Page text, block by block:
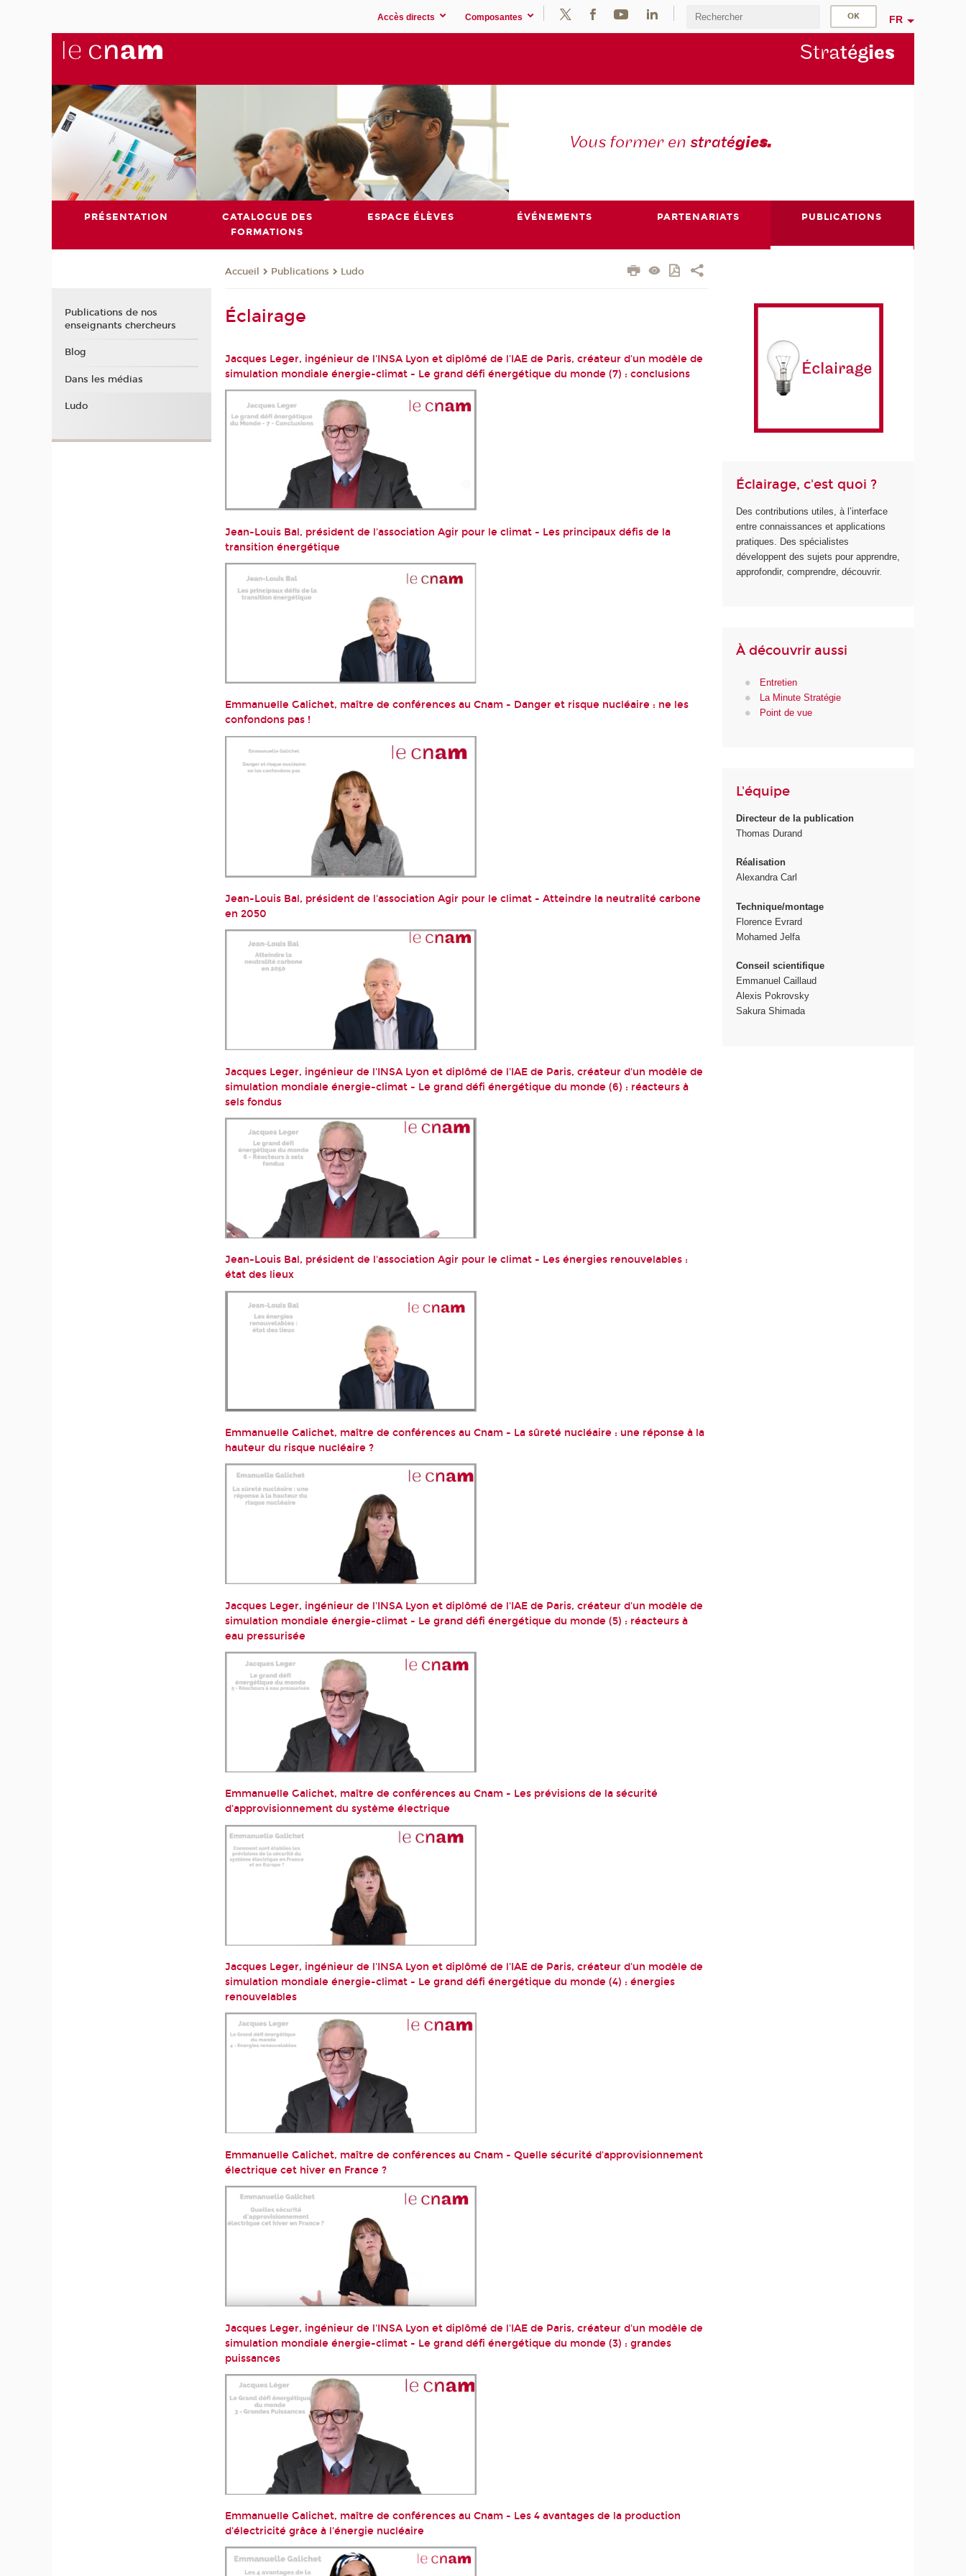
Accès directs Composantes FR
Stratégies
Vous former en stratégies.
PRÉSENTATION
CATALOGUE DES
FORMATIONS
ESPACE ÉLÈVES ÉVÉNEMENTS PARTENARIATS PUBLICATIONS
Accueil Publications Ludo
Éclairage
Jacques Leger, ingénieur de l'INSA Lyon et diplômé de l'IAE de Paris, créateur d'un modèle de
simulation mondiale énergie-climat - Le grand défi énergétique du monde (7) : conclusions
Jean-Louis Bal, président de l'association Agir pour le climat - Les principaux défis de la
transition énergétique
Emmanuelle Galichet, maître de conférences au Cnam - Danger et risque nucléaire : ne les
confondons pas !
Jean-Louis Bal, président de l'association Agir pour le climat - Atteindre la neutralité carbone
en 2050
Jacques Leger, ingénieur de l'INSA Lyon et diplômé de l'IAE de Paris, créateur d'un modèle de
simulation mondiale énergie-climat - Le grand défi énergétique du monde (6) : réacteurs à
sels fondus
Jean-Louis Bal, président de l'association Agir pour le climat - Les énergies renouvelables :
état des lieux
Emmanuelle Galichet, maître de conférences au Cnam - La sûreté nucléaire : une réponse à la
hauteur du risque nucléaire ?
Jacques Leger, ingénieur de l'INSA Lyon et diplômé de l'IAE de Paris, créateur d'un modèle de
simulation mondiale énergie-climat - Le grand défi énergétique du monde (5) : réacteurs à
eau pressurisée
Emmanuelle Galichet, maître de conférences au Cnam - Les prévisions de la sécurité
d'approvisionnement du système électrique
Jacques Leger, ingénieur de l'INSA Lyon et diplômé de l'IAE de Paris, créateur d'un modèle de
simulation mondiale énergie-climat - Le grand défi énergétique du monde (4) : énergies
renouvelables
Emmanuelle Galichet, maître de conférences au Cnam - Quelle sécurité d'approvisionnement
électrique cet hiver en France ?
Jacques Leger, ingénieur de l'INSA Lyon et diplômé de l'IAE de Paris, créateur d'un modèle de
simulation mondiale énergie-climat - Le grand défi énergétique du monde (3) : grandes
puissances
Emmanuelle Galichet, maître de conférences au Cnam - Les 4 avantages de la production
d'électricité grâce à l'énergie nucléaire
Éclairage, c'est quoi ?
Des contributions utiles, à l’interface
entre connaissances et applications
pratiques. Des spécialistes
développent des sujets pour apprendre,
approfondir, comprendre, découvrir.
À découvrir aussi
Entretien
La Minute Stratégie
Point de vue
L'équipe
Directeur de la publication
Thomas Durand
Réalisation
Alexandra Carl
Technique/montage
Florence Evrard
Mohamed Jelfa
Conseil scientifique
Emmanuel Caillaud
Alexis Pokrovsky
Sakura Shimada
Publications de nos
enseignants chercheurs
Blog
Dans les médias
Ludo